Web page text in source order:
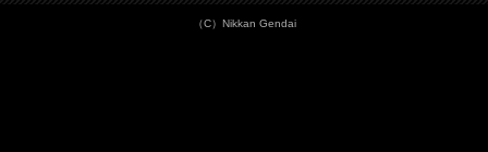
（C）Nikkan Gendai